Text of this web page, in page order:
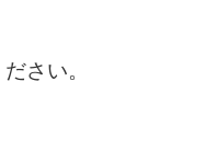
さい。